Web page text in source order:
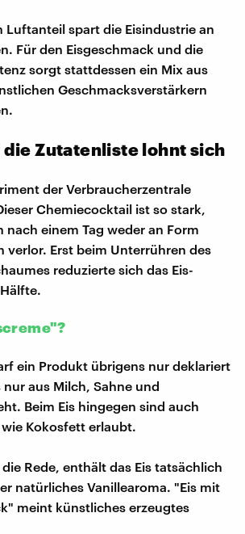
Luftanteil spart die Eisindustrie an
Für den Eisgeschmack und die
sorgt stattdessen ein Mix aus
Geschmacksverstärkern
die Zutatenliste lohnt sich
der Verbraucherzentrale
Chemiecocktail ist so stark,
nach einem Tag weder an Form
verlor. Erst beim Unterrühren des
reduzierte sich das Eis-
ein Produkt übrigens nur deklariert
aus Milch, Sahne und
Beim Eis hingegen sind auch
Kokosfett erlaubt.
Rede, enthält das Eis tatsächlich
natürliches Vanillearoma. "Eis mit
meint künstliches erzeugtes